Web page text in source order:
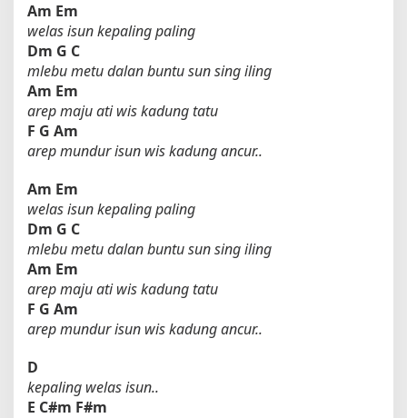
Am Em
welas isun kepaling paling
Dm G C
mlebu metu dalan buntu sun sing iling
Am Em
arep maju ati wis kadung tatu
F G Am
arep mundur isun wis kadung ancur..
Am Em
welas isun kepaling paling
Dm G C
mlebu metu dalan buntu sun sing iling
Am Em
arep maju ati wis kadung tatu
F G Am
arep mundur isun wis kadung ancur..
D
kepaling welas isun..
E C#m F#m